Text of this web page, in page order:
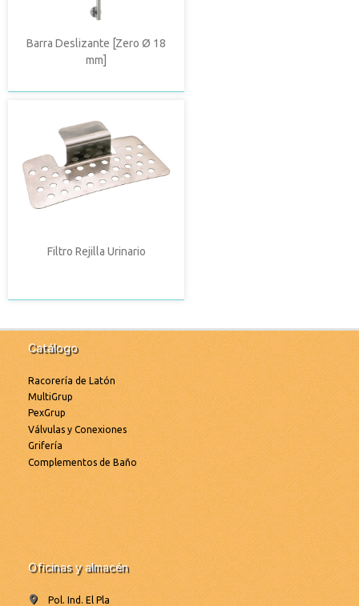
Barra Deslizante [Zero Ø 18
mm]
Filtro Rejilla Urinario
Catálogo
Racorería de Latón
MultiGrup
PexGrup
Válvulas y Conexiones
Grifería
Complementos de Baño
Oficinas y almacén
Pol. Ind. El Pla